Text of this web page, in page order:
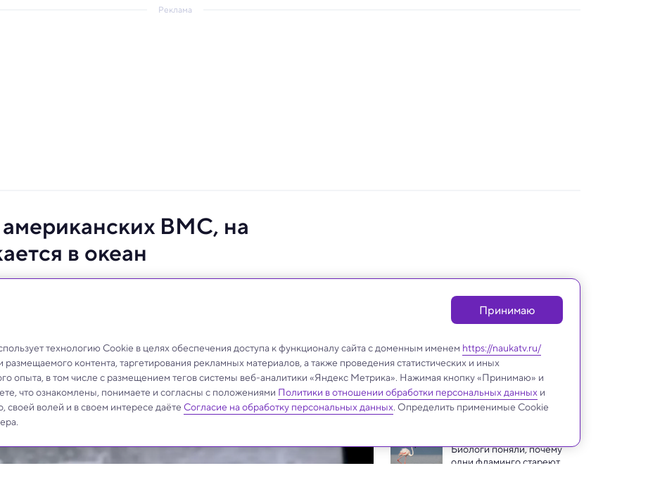
Реклама
ВМС, на
в океан
эти кадры действительно сняты ВМС США.
Загадки науки
Биологи поняли, почему
одни фламинго стареют
Принимаю
технологию Cookie в целях обеспечения доступа к функционалу сайта с доменным именем https://naukatv.ru/
контента, таргетирования рекламных материалов, а также проведения статистических и иных
опыта, в том числе с размещением тегов системы веб-аналитики «Яндекс Метрика». Нажимая кнопку «Принимаю» и
что ознакомлены, понимаете и согласны с положениями Политики в отношении обработки персональных данных и
своей волей и в своем интересе даёте Согласие на обработку персональных данных. Определить применимые Cookie